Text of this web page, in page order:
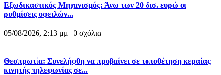
Εξωδικαστικός Μηχανισμός: Άνω των 20 δισ. ευρώ οι
ρυθμίσεις οφειλών...
05/08/2026, 2:13 μμ | 0 σχόλια
Θεσπρωτία: Συνελήφθη να προβαίνει σε τοποθέτηση κεραίας
κινητής τηλεφωνίας σε...